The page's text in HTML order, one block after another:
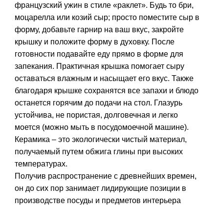
французский ужин в стиле «раклет». Будь то бри,
моцарелла или козий сыр; просто поместите сыр в
форму, добавьте гарнир на ваш вкус, закройте
крышку и положите форму в духовку. После
готовности подавайте еду прямо в форме для
запекания. Практичная крышка помогает сыру
оставаться влажным и насыщает его вкус. Также
благодаря крышке сохранятся все запахи и блюдо
останется горячим до подачи на стол. Глазурь
устойчива, не пористая, долговечная и легко
моется (можно мыть в посудомоечной машине).
Керамика – это экологически чистый материал,
получаемый путем обжига глины при высоких
температурах.
Получив распространение с древнейших времен,
он до сих пор занимает лидирующие позиции в
производстве посуды и предметов интерьера